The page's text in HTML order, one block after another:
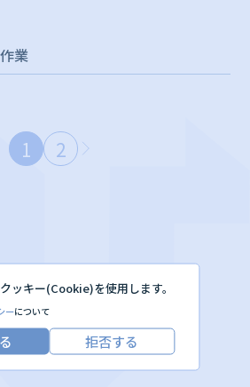
ッキー(Cookie)を使用します。
ーについて
拒否する
業
1 2